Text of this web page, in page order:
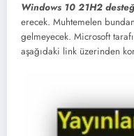
Windows 10 21H2
erecek. Muhtemelen
gelmeyecek. Microsoft
aşağıdaki link üzerinden